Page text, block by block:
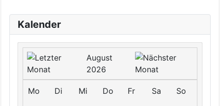
Kalender
August
2026
Mo Di Mi Do Fr Sa So